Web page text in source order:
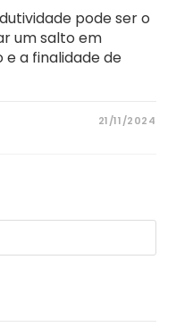
pode ser o
um salto em
e a finalidade de
21/11/2024